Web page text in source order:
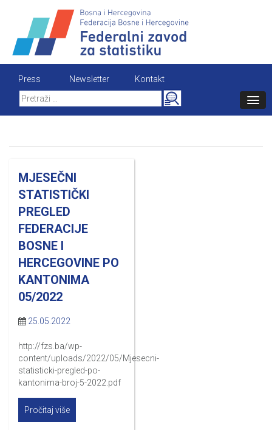
content
Press Newsletter
Kontakt
Search
for:
MJESEČNI
STATISTIČKI
PREGLED
FEDERACIJE
BOSNE I
HERCEGOVINE PO
KANTONIMA
05/2022
25.05.2022
http://fzs.ba/wp-
content/uploads/2022/05/Mjesecni-
statisticki-pregled-po-
kantonima-broj-5-2022.pdf
Pročitaj više